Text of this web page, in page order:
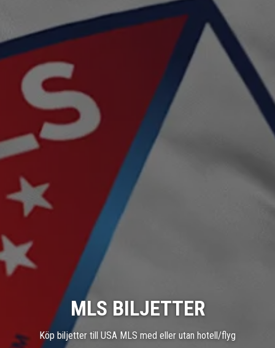
MLS BILJETTER
Köp biljetter till USA MLS med eller utan hotell/flyg